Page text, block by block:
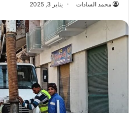
محمد السادات يناير 3, 2025